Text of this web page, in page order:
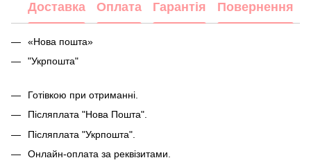
Доставка Оплата Гарантія Повернення
«Нова пошта»
"Укрпошта"
Готівкою при отриманні.
Післяплата "Нова Пошта".
Післяплата "Укрпошта".
Онлайн-оплата за реквізитами.